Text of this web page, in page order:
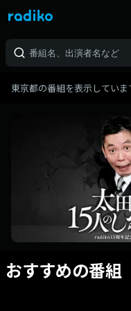
東京都の番組を表示していま
おすすめの番組